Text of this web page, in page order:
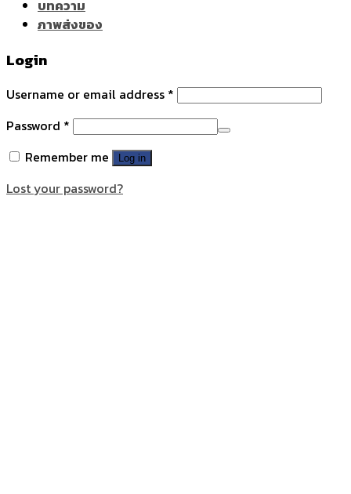
บทความ
ภาพส่งของ
Login
Username or email address *
Password *
Remember me
Log in
Lost your password?